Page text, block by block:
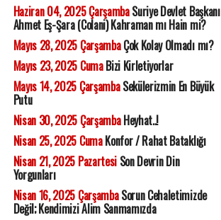
Haziran 04, 2025 ÇarşambaSuriye Devlet Başkanı
Ahmet Eş-Şara (Colani) Kahraman mı Hain mi?
Mayıs 28, 2025 ÇarşambaÇok Kolay Olmadı mı?
Mayıs 23, 2025 CumaBizi Kirletiyorlar
Mayıs 14, 2025 ÇarşambaSekülerizmin En Büyük
Putu
Nisan 30, 2025 ÇarşambaHeyhat..!
Nisan 25, 2025 CumaKonfor / Rahat Bataklığı
Nisan 21, 2025 PazartesiSon Devrin Din
Yorgunları
Nisan 16, 2025 ÇarşambaSorun Cehaletimizde
Değil; Kendimizi Alim Sanmamızda